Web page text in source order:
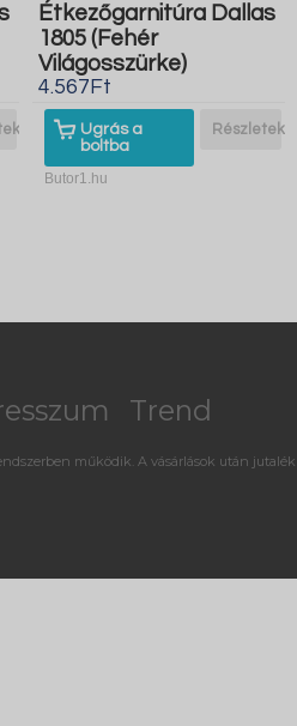
Étkezőgarnitúra Dallas
1805 (Fehér
Világosszürke)
4.567Ft
Ugrás a
boltba
Részletek
Butor1.hu
Trend
működik. A vásárlások után jutalék